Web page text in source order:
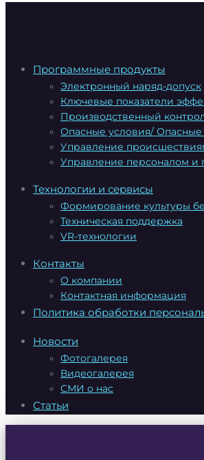
Программные продукты
Электронный наряд-допуск
Ключевые показатели
Производственный
Опасные условия/ Опасные
Управление
Управление персоналом и
Технологии и сервисы
Формирование культуры
Техническая поддержка
VR-технологии
Контакты
О компании
Контактная информация
Политика обработки
Новости
Фотогалерея
Видеогалерея
СМИ о нас
Статьи